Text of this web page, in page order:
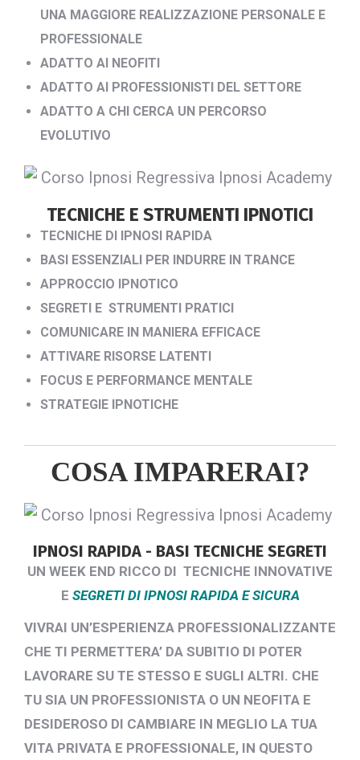
UNA MAGGIORE REALIZZAZIONE PERSONALE E
PROFESSIONALE
ADATTO AI NEOFITI
ADATTO AI PROFESSIONISTI DEL SETTORE
ADATTO A CHI CERCA UN PERCORSO
EVOLUTIVO
TECNICHE E STRUMENTI IPNOTICI
TECNICHE DI IPNOSI RAPIDA
BASI ESSENZIALI PER INDURRE IN TRANCE
APPROCCIO IPNOTICO
SEGRETI E STRUMENTI PRATICI
COMUNICARE IN MANIERA EFFICACE
ATTIVARE RISORSE LATENTI
FOCUS E PERFORMANCE MENTALE
STRATEGIE IPNOTICHE
COSA IMPARERAI?
IPNOSI RAPIDA - BASI TECNICHE SEGRETI
UN WEEK END RICCO DI TECNICHE INNOVATIVE
E SEGRETI DI IPNOSI RAPIDA E SICURA
VIVRAI UN’ESPERIENZA PROFESSIONALIZZANTE
CHE TI PERMETTERA’ DA SUBITIO DI POTER
LAVORARE SU TE STESSO E SUGLI ALTRI. CHE
TU SIA UN PROFESSIONISTA O UN NEOFITA E
DESIDEROSO DI CAMBIARE IN MEGLIO LA TUA
VITA PRIVATA E PROFESSIONALE, IN QUESTO